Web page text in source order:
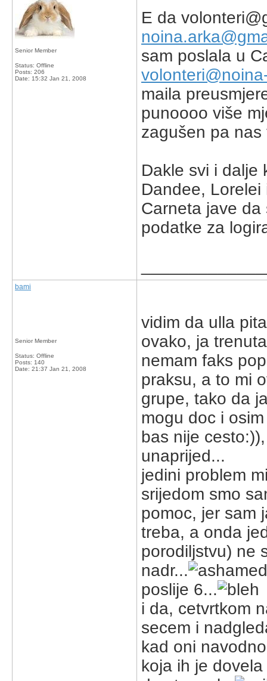
Senior Member
Status: Offline
Posts: 206
Date: 15:32 Jan 21, 2008
E da
sam poslala u
maila
punoooo više
zagušen pa
Dakle svi i dalje
Dandee, Lorelei
Carneta jave da
podatke za
bami
Senior Member
Status: Offline
Posts: 140
Date: 21:37 Jan 21, 2008
vidim da ulla
ovako, ja
nemam faks
praksu, a to mi
grupe, tako da
mogu doc i
bas nije
unaprijed...
jedini problem
srijedom smo
pomoc, jer sam
treba, a onda
porodiljstvu) ne
nadr...
poslije 6...
i da, cetvrtkom
secem i
kad oni
koja ih je